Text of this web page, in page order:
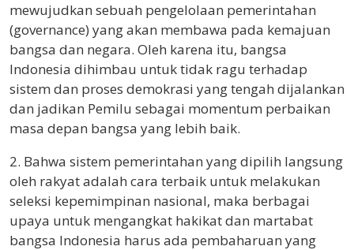
mewujudkan sebuah pengelolaan pemerintahan
(governance) yang akan membawa pada kemajuan
bangsa dan negara. Oleh karena itu, bangsa
Indonesia dihimbau untuk tidak ragu terhadap
sistem dan proses demokrasi yang tengah dijalankan
dan jadikan Pemilu sebagai momentum perbaikan
masa depan bangsa yang lebih baik.
2. Bahwa sistem pemerintahan yang dipilih langsung
oleh rakyat adalah cara terbaik untuk melakukan
seleksi kepemimpinan nasional, maka berbagai
upaya untuk mengangkat hakikat dan martabat
bangsa Indonesia harus ada pembaharuan yang